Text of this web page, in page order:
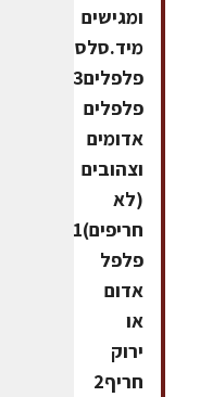
ומגישים
מיד.סלסה
פלפלים3
פלפלים
אדומים
וצהובים
(לא
חריפים)1
פלפל
אדום
או
ירוק
חריף2